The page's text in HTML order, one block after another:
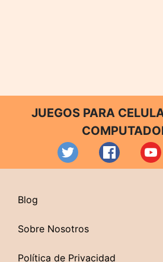
JUEGOS PARA
Blog
Sobre Nosotros
Política de Privacidad